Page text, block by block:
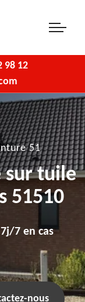
98 12
51
sur tuile
51510
7 en cas
nous